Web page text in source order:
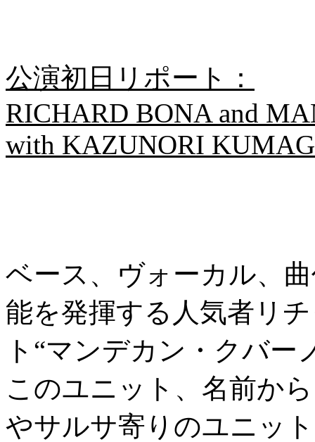
公演初日リポート：
RICHARD BONA and
with KAZUNORI
ベース、ヴォーカル、
能を発揮する人気者リ
ト“マンデカン・クバ
このユニット、名前か
やサルサ寄りのユニッ